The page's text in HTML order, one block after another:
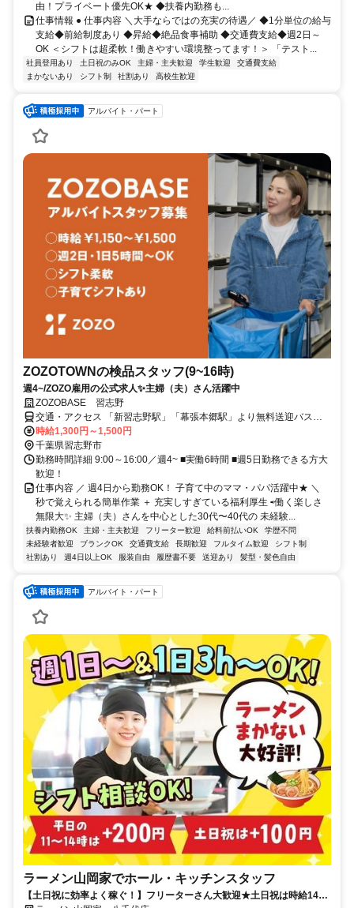
由！プライベート優先OK★ ◆扶養内勤務も...
仕事情報 ● 仕事内容 ＼大手ならではの充実の待遇／ ◆1分単位の給与
支給◆前給制度あり ◆昇給◆絶品食事補助 ◆交通費支給◆週2日～
OK ＜シフトは超柔軟！働きやすい環境整ってます！＞ 「テスト...
社員登用あり 土日祝のみOK 主婦・主夫歓迎 学生歓迎
交通費支給
まかないあり
シフト制 社割あり 高校生歓迎
アルバイト・パート
ZOZOTOWNの検品スタッフ(9~16時)
週4~/ZOZO雇用の公式求人✨️主婦（夫）さん活躍中
ZOZOBASE 習志野
交通・アクセス 「新習志野駅」「幕張本郷駅」より無料送迎バス運
行中
時給1,300円～1,500円
千葉県習志野市
勤務時間詳細 9:00～16:00／週4~ ■実働6時間 ■週5日勤務できる方大
歓迎！
仕事内容 ／ 週4日から勤務OK！ 子育て中のママ・パパ活躍中★ ＼
秒で覚えられる簡単作業 ＋ 充実しすぎている福利厚生 ⇨働く楽しさ
無限大✨️ 主婦（夫）さんを中心とした30代〜40代の 未経験...
扶養内勤務OK 主婦・主夫歓迎 フリーター歓迎 給料前払いOK
学歴不問
未経験者歓迎
ブランクOK 交通費支給 長期歓迎 フルタイム歓迎
シフト制
社割あり
週4日以上OK 服装自由 履歴書不要 送迎あり 髪型・髪色自由
アルバイト・パート
ラーメン山岡家でホール・キッチンスタッフ
【土日祝に効率よく稼ぐ！】フリーターさん大歓迎★土日祝は時給1400